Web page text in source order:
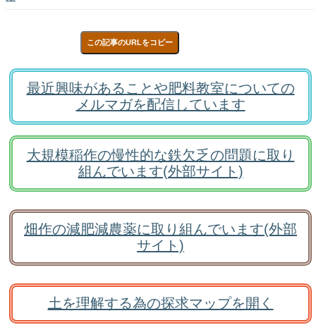
この記事のURLをコピー
最近興味があることや肥料教室についての
メルマガを配信しています
大規模稲作の慢性的な鉄欠乏の問題に取り
組んでいます(外部サイト)
畑作の減肥減農薬に取り組んでいます(外部
サイト)
土を理解する為の探求マップを開く